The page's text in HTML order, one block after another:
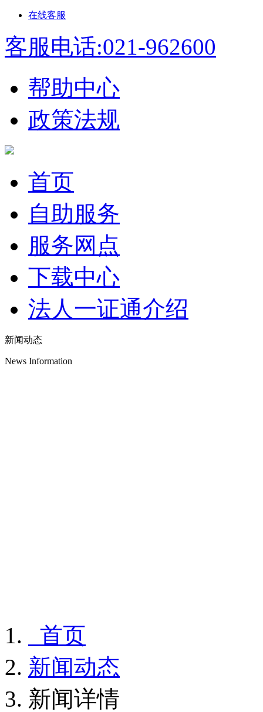
在线客服
客服电话:021-962600
帮助中心
政策法规
首页
自助服务
服务网点
下载中心
法人一证通介绍
新闻动态
News Information
首页
新闻动态
新闻详情